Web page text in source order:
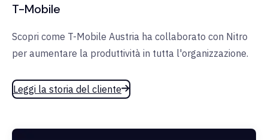
T-Mobile
Scopri come T-Mobile Austria ha collaborato con Nitro
per aumentare la produttività in tutta l'organizzazione.
Leggi la storia del cliente